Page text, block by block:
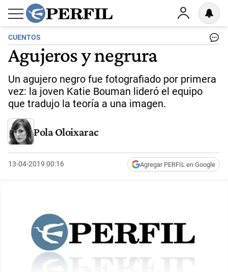
CUENTOS
Agujeros y negrura
Un agujero negro fue fotografiado por primera
vez: la joven Katie Bouman lideró el equipo
que tradujo la teoría a una imagen.
Pola Oloixarac
13-04-2019 00:16 Agregar PERFIL en Google